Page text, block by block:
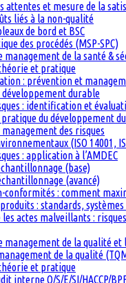
attentes et mesure de la
liés à la non-qualité
de bord et BSC
des procédés (MSP-SPC)
management de la santé &
et pratique
: prévention et
développement durable
: identification et
pratique du développement
des risques
(ISO 14001,
: application à l’AMDEC
(base)
(avancé)
conformités : comment
: standards,
les actes malveillants :
management de la qualité et
de la qualité
et pratique
interne Q/S/E/SI/HACCP/